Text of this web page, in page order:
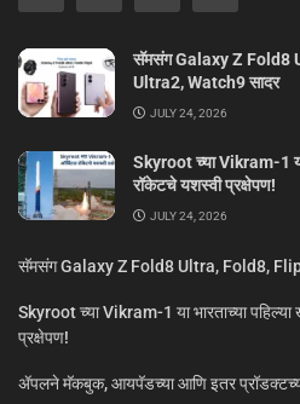
सॅमसंग Galaxy Z Fold8
Ultra2, Watch9 सादर
JULY 24, 2026
Skyroot च्या Vikram-1 या
रॉकेटचे यशस्वी प्रक्षेपण!
JULY 24, 2026
सॅमसंग Galaxy Z Fold8 Ultra, Fold8,
Skyroot च्या Vikram-1 या भारताच्या
प्रक्षेपण!
ॲपलने मॅकबुक, आयपॅडच्या आणि इतर प्रॉडक्टच्या